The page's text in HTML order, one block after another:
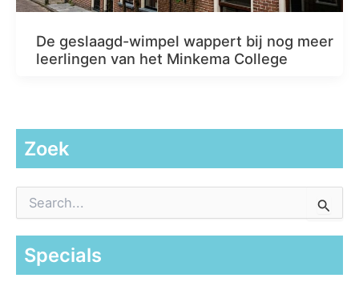
De geslaagd-wimpel wappert bij nog meer
leerlingen van het Minkema College
Zoek
a
Specials